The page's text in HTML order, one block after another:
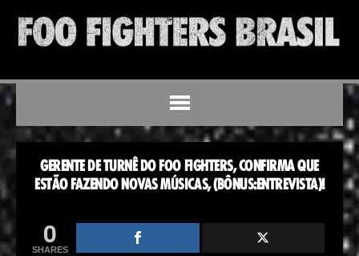
GERENTE DE TURNÊ DO FOO FIGHTERS, CONFIRMA QUE
ESTÃO FAZENDO NOVAS MÚSICAS, (BÔNUS:ENTREVISTA)!
0
SHARES